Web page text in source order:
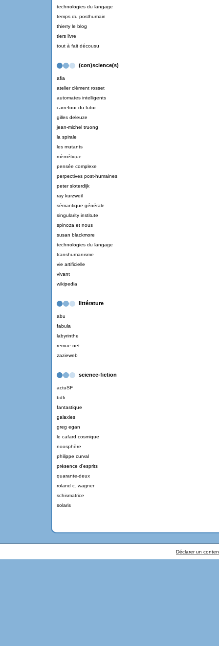
technologies du langage
temps du posthumain
thierry le blog
tiers livre
tout à fait décousu
(con)science(s)
afia
atelier clément rosset
automates intelligents
carrefour du futur
gilles deleuze
jean-michel truong
la spirale
les mutants
mèmétique
pensée complexe
perpectives post-humaines
peter sloterdijk
ray kurzweil
sémantique générale
singularity institute
spinoza et nous
susan blackmore
technologies du langage
transhumanisme
vie artificielle
vivant
wikipedia
littérature
abu
fabula
labyrinthe
remue.net
zazieweb
science-fiction
actuSF
bdfi
fantastique
galaxies
greg egan
le cafard cosmique
noosphère
philippe curval
présence d'esprits
quarante-deux
roland c. wagner
schismatrice
solaris
Déclarer un